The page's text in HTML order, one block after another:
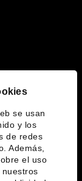
se usan
y los
de redes
Además,
el uso